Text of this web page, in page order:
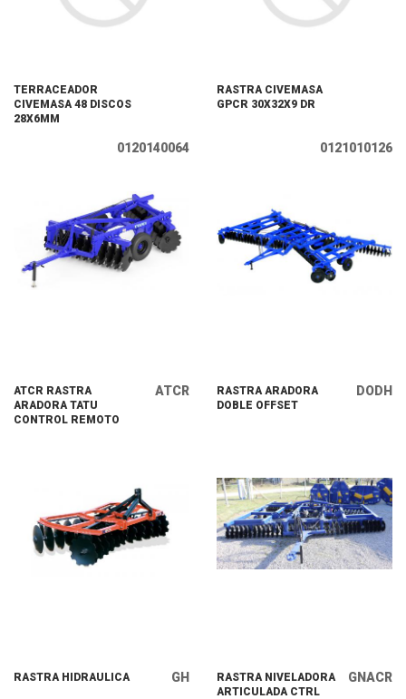
TERRACEADOR
CIVEMASA 48 DISCOS
28X6MM
0120140064
RASTRA CIVEMASA
GPCR 30X32X9 DR
0121010126
ATCR RASTRA
ARADORA TATU
CONTROL REMOTO
ATCR
RASTRA ARADORA
DOBLE OFFSET
DODH
RASTRA HIDRAULICA GH
RASTRA NIVELADORA
ARTICULADA CTRL
GNACR